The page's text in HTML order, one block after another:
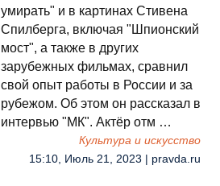
умирать" и в картинах Стивена
Спилберга, включая "Шпионский
мост", а также в других
зарубежных фильмах, сравнил
свой опыт работы в России и за
рубежом. Об этом он рассказал в
интервью "МК". Актёр отм …
Культура и искусство
15:10, Июль 21, 2023 | pravda.ru